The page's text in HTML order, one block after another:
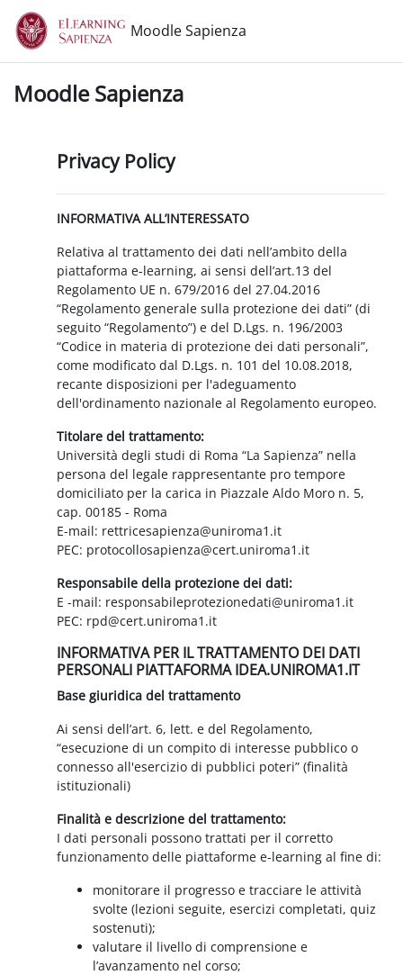
Vai al contenuto principale
Moodle Sapienza
Moodle Sapienza
Privacy Policy
INFORMATIVA ALL’INTERESSATO
Relativa al trattamento dei dati nell’ambito della
piattaforma e-learning, ai sensi dell’art.13 del
Regolamento UE n. 679/2016 del 27.04.2016
“Regolamento generale sulla protezione dei dati” (di
seguito “Regolamento”) e del D.Lgs. n. 196/2003
“Codice in materia di protezione dei dati personali”,
come modificato dal D.Lgs. n. 101 del 10.08.2018,
recante disposizioni per l'adeguamento
dell'ordinamento nazionale al Regolamento europeo.
Titolare del trattamento:
Università degli studi di Roma “La Sapienza” nella
persona del legale rappresentante pro tempore
domiciliato per la carica in Piazzale Aldo Moro n. 5,
cap. 00185 - Roma
E-mail: rettricesapienza@uniroma1.it
PEC: protocollosapienza@cert.uniroma1.it
Responsabile della protezione dei dati:
E -mail: responsabileprotezionedati@uniroma1.it
PEC: rpd@cert.uniroma1.it
INFORMATIVA PER IL TRATTAMENTO DEI DATI
PERSONALI PIATTAFORMA IDEA.UNIROMA1.IT
Base giuridica del trattamento
Ai sensi dell’art. 6, lett. e del Regolamento,
“esecuzione di un compito di interesse pubblico o
connesso all'esercizio di pubblici poteri” (finalità
istituzionali)
Finalità e descrizione del trattamento:
I dati personali possono trattati per il corretto
funzionamento delle piattaforme e-learning al fine di:
monitorare il progresso e tracciare le attività
svolte (lezioni seguite, esercizi completati, quiz
sostenuti);
valutare il livello di comprensione e
l’avanzamento nel corso;